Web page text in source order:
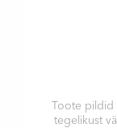
Toote pildid
tegelikust